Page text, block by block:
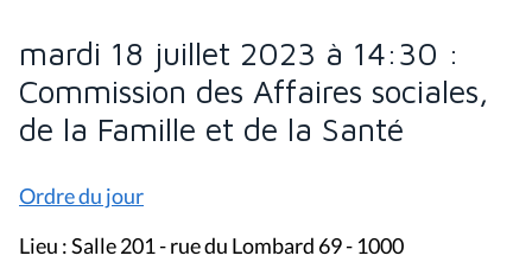
mardi 18 juillet 2023 à 14:30 :
Commission des Affaires sociales,
de la Famille et de la Santé
Ordre du jour
Lieu : Salle 201 - rue du Lombard 69 - 1000